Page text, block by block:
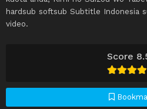
Score
hardsub softsub Subtitle Indonesia
video.